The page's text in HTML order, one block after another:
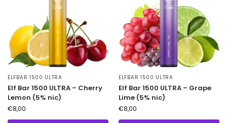
ELFBAR 1500 ULTRA
Elf Bar 1500 ULTRA – Cherry
Lemon (5% nic)
€8,00
ELFBAR 1500 ULTRA
Elf Bar 1500 ULTRA – Grape
Lime (5% nic)
€8,00